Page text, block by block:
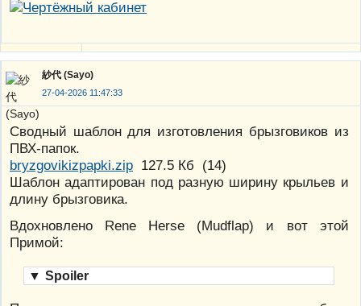
紗代 (Sayo)
27-04-2026 11:47:33
Сводный шаблон для изготовления брызговиков из
ПВХ-папок.
bryzgovikizpapki.zip 127.5 Кб (14)
Шаблон адаптирован под разную ширину крыльев и
длину брызговика.
Вдохновлено Rene Herse (Mudflap) и вот этой
Примой:
▼ Spoiler